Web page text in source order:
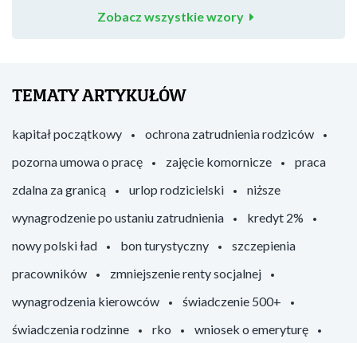
Zobacz wszystkie wzory
TEMATY ARTYKUŁÓW
kapitał początkowy
ochrona zatrudnienia rodziców
pozorna umowa o pracę
zajęcie komornicze
praca
zdalna za granicą
urlop rodzicielski
niższe
wynagrodzenie po ustaniu zatrudnienia
kredyt 2%
nowy polski ład
bon turystyczny
szczepienia
pracowników
zmniejszenie renty socjalnej
wynagrodzenia kierowców
świadczenie 500+
świadczenia rodzinne
rko
wniosek o emeryturę